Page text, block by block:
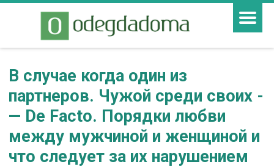
В случае когда один из
партнеров. Чужой среди своих ­
— De Facto. Порядки любви
между мужчиной и женщиной и
что следует за их нарушением